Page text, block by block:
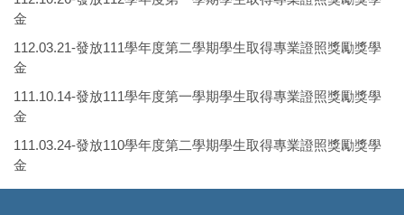
金
112.03.21-發放111學年度第二學期學生取得專業證照獎勵獎學
金
111.10.14-發放111學年度第一學期學生取得專業證照獎勵獎學
金
111.03.24-發放110學年度第二學期學生取得專業證照獎勵獎學
金